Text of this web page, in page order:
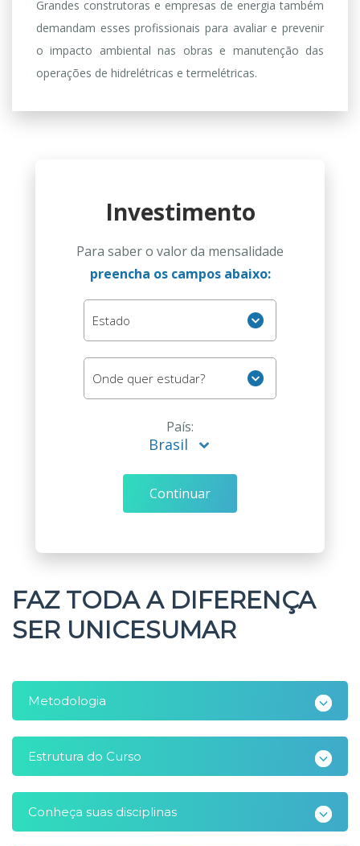
Grandes construtoras e empresas de energia também
demandam esses profissionais para avaliar e prevenir
o impacto ambiental nas obras e manutenção das
operações de hidrelétricas e termelétricas.
Investimento
Para saber o valor da mensalidade
preencha os campos abaixo:
Estados
Estado
Polo
Onde quer estudar?
País:
Brasil
Brasil
Continuar
FAZ TODA A DIFERENÇA
SER UNICESUMAR
Metodologia
Estrutura do Curso
Conheça suas disciplinas